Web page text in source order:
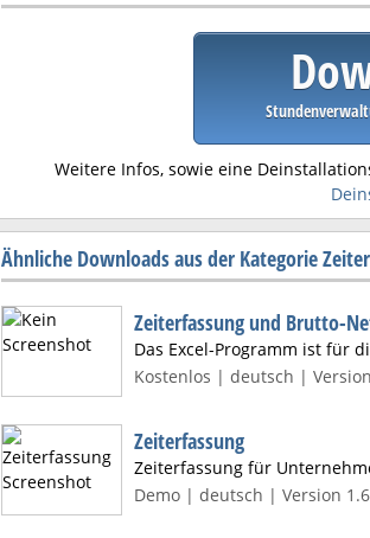
Weitere Infos, sowie eine
Ähnliche Downloads aus der Kategorie
Zeiterfassung und Brutto-
Das Excel-Programm ist für
Kostenlos | deutsch |
Zeiterfassung
Zeiterfassung für
Demo | deutsch | Version 1.6